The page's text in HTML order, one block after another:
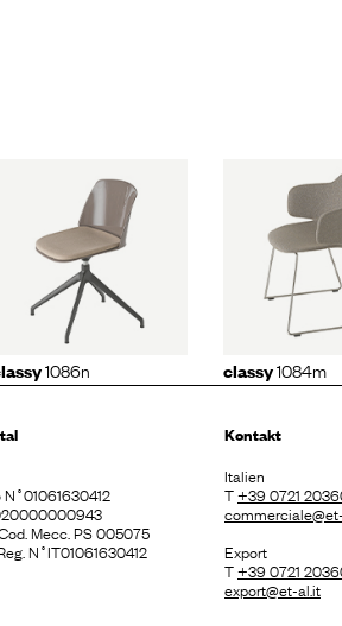
1086n
classy
1084m
classy1084m
Mecc. PS 005075
N˚IT01061630412
Kontakt
Italien
T+39 0721
Export
T+39 0721
export@et-al.it